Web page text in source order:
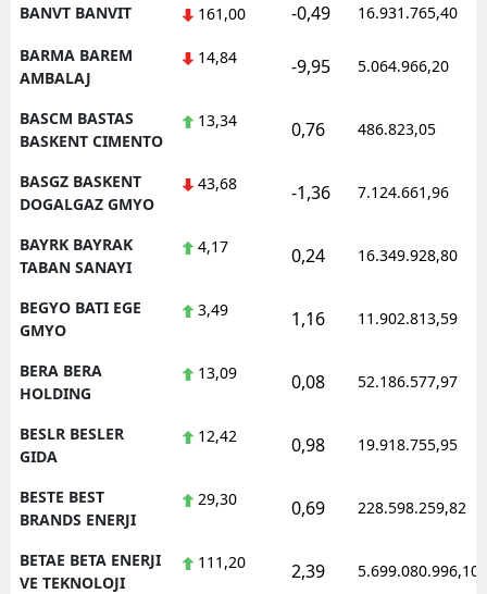
BANVT BANVIT 161,00 -0,49 16.931.765,40
BARMA BAREM
AMBALAJ
14,84 -9,95 5.064.966,20
BASCM BASTAS
BASKENT CIMENTO
13,34 0,76 486.823,05
BASGZ BASKENT
DOGALGAZ GMYO
43,68 -1,36 7.124.661,96
BAYRK BAYRAK
TABAN SANAYI
4,17 0,24 16.349.928,80
BEGYO BATI EGE
GMYO
3,49 1,16 11.902.813,59
BERA BERA
HOLDING
13,09 0,08 52.186.577,97
BESLR BESLER
GIDA
12,42 0,98 19.918.755,95
BESTE BEST
BRANDS ENERJI
29,30 0,69 228.598.259,82
BETAE BETA ENERJI
VE TEKNOLOJI
111,20 2,39 5.699.080.996,10